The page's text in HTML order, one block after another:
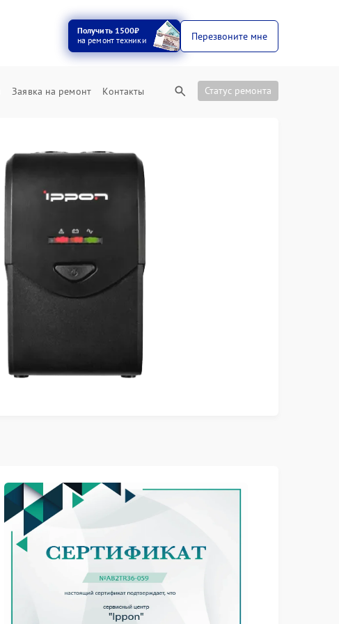
Получить 1500₽
на ремонт техники
Перезвоните мне
Заявка на ремонт Контакты Статус ремонта